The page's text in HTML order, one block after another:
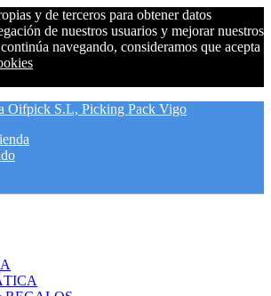
y de terceros para obtener datos
de nuestros usuarios y mejorar nuestros
navegando, consideramos que acepta
Oifpick S.L, Picking Pack Vigo